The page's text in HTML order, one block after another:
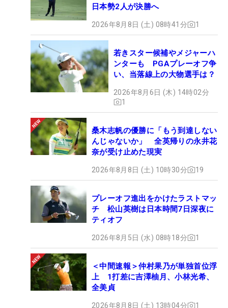
日本勢2人が決勝へ
2026年8月8日 (土) 08時41分 1
若きスター候補やメジャーハ
ンターも PGAプレーオフ争
い、当落線上の大物選手は？
2026年8月6日 (木) 14時02分
1
桑木志帆の優勝に「もう到達しない
んじゃないか」 全英帰りの永井花
奈が受け止めた現実
2026年8月8日 (土) 10時30分 19
プレーオフ進出をかけたラストマッ
チ 松山英樹は日本時間7日深夜に
ティオフ
2026年8月5日 (水) 08時18分 1
＜中間速報＞仲村果乃が単独首位浮
上 1打差に吉澤柚月、小林光希、
全美貞
2026年8月8日 (土) 13時04分 1